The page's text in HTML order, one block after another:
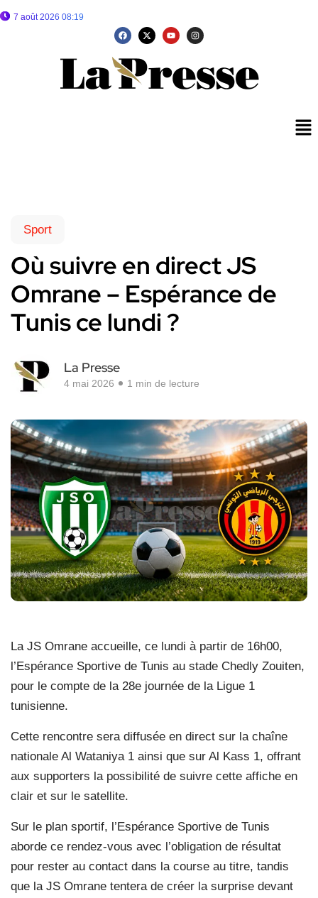
7 août 2026 08:19
Sport
Où suivre en direct JS
Omrane – Espérance de
Tunis ce lundi ?
La Presse
4 mai 2026 1 min de lecture
La JS Omrane accueille, ce lundi à partir de 16h00,
l’Espérance Sportive de Tunis au stade Chedly Zouiten,
pour le compte de la 28e journée de la Ligue 1
tunisienne.
Cette rencontre sera diffusée en direct sur la chaîne
nationale Al Wataniya 1 ainsi que sur Al Kass 1, offrant
aux supporters la possibilité de suivre cette affiche en
clair et sur le satellite.
Sur le plan sportif, l’Espérance Sportive de Tunis
aborde ce rendez-vous avec l’obligation de résultat
pour rester au contact dans la course au titre, tandis
que la JS Omrane tentera de créer la surprise devant